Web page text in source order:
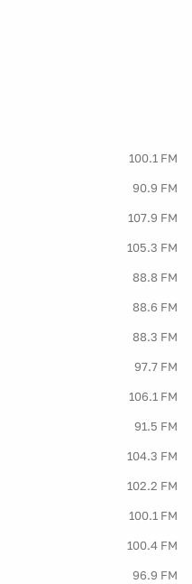
100.1 FM
90.9 FM
107.9 FM
105.3 FM
88.8 FM
88.6 FM
88.3 FM
97.7 FM
106.1 FM
91.5 FM
104.3 FM
102.2 FM
100.1 FM
100.4 FM
96.9 FM